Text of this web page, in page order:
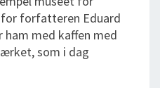
forfatteren Eduard
ham med kaffen med
som i dag